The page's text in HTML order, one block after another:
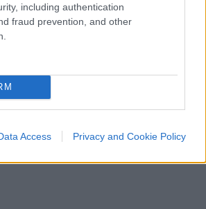
including authentication
fraud prevention, and other
Access Privacy and Cookie Policy
4k
sempre più ostaggio degli
islamo-comunisti